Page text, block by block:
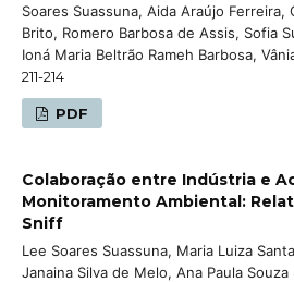
Soares Suassuna, Aida Araújo Ferreira,
Brito, Romero Barbosa de Assis, Sofia
Ioná Maria Beltrão Rameh Barbosa,
211-214
PDF
Colaboração entre Indústria e
Monitoramento Ambiental:
Sniff
Lee Soares Suassuna, Maria Luiza
Janaina Silva de Melo, Ana Paula